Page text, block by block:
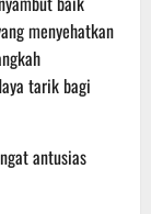
menyehatkan
tarik bagi
antusias